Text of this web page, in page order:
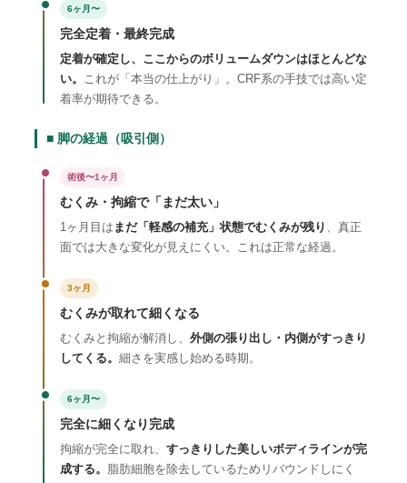
6ヶ月〜
完全定着・最終完成
定着が確定し、ここからのボリュームダウンはほとんどな
い。 これが「本当の仕上がり」。CRF系の手技では高い定
着率が期待できる。
■ 脚の経過（吸引側）
術後〜1ヶ月
むくみ・拘縮で「まだ太い」
1ヶ月目は まだ「軽感の補充」状態でむくみが残り 、真正
面では大きな変化が見えにくい。これは正常な経過。
3ヶ月
むくみが取れて細くなる
むくみと拘縮が解消し、 外側の張り出し・内側がすっきり
してくる。 細さを実感し始める時期。
6ヶ月〜
完全に細くなり完成
拘縮が完全に取れ、 すっきりした美しいボディラインが完
成する。 脂肪細胞を除去しているためリバウンドしにく